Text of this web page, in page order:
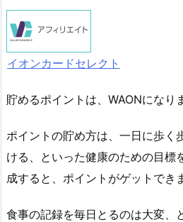
イオンカードセレクト
貯めるポイントは、WAONになり
ポイントの貯め方は、一日に歩く
ける、といった健康のための目標
成すると、ポイントがゲットでき
食事の記録を毎日とるのは大変、